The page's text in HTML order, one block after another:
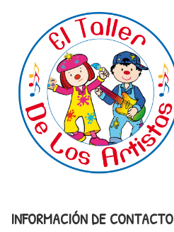
INFORMACIÓN DE CONTACTO